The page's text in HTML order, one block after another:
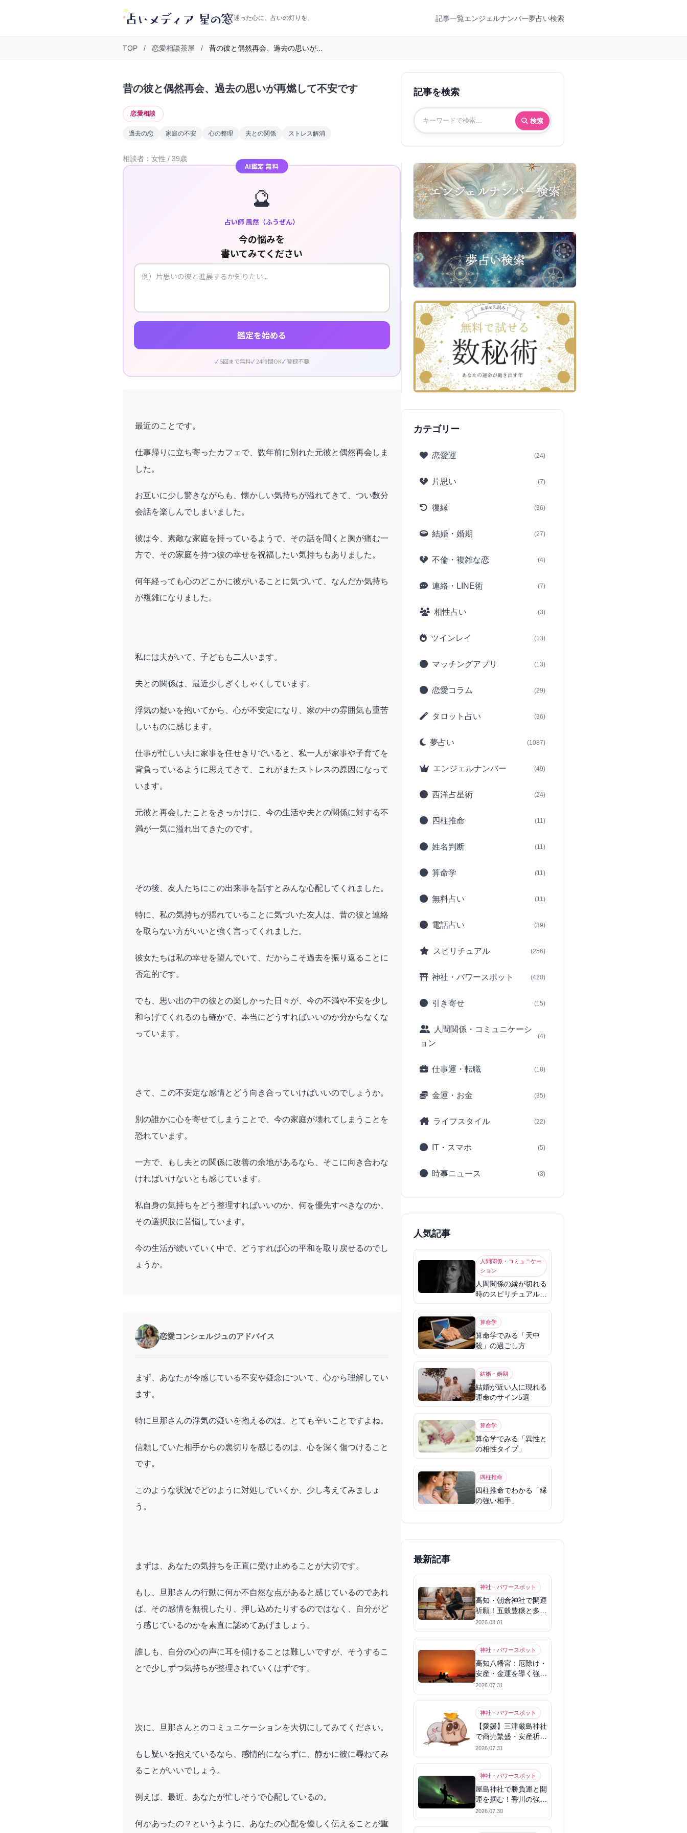
迷った心に、占いの灯りを。 記事一覧エンジェルナンバー夢占い検索
TOP / 恋愛相談茶屋 / 昔の彼と偶然再会、過去の思いが...
昔の彼と偶然再会、過去の思いが再燃して不安です
恋愛相談
過去の恋 家庭の不安 心の整理 夫との関係 ストレス解消
相談者：女性 / 39歳
AI鑑定 無料
🔮
占い師 風然（ふうぜん）
今の悩みを
書いてみてください
鑑定を始める
5回まで無料 24時間OK 登録不要
最近のことです。
仕事帰りに立ち寄ったカフェで、数年前に別れた元彼と偶然再会しま
した。
お互いに少し驚きながらも、懐かしい気持ちが溢れてきて、つい数分
会話を楽しんでしまいました。
彼は今、素敵な家庭を持っているようで、その話を聞くと胸が痛む一
方で、その家庭を持つ彼の幸せを祝福したい気持ちもありました。
何年経っても心のどこかに彼がいることに気づいて、なんだか気持ち
が複雑になりました。
私には夫がいて、子どもも二人います。
夫との関係は、最近少しぎくしゃくしています。
浮気の疑いを抱いてから、心が不安定になり、家の中の雰囲気も重苦
しいものに感じます。
仕事が忙しい夫に家事を任せきりでいると、私一人が家事や子育てを
背負っているように思えてきて、これがまたストレスの原因になって
います。
元彼と再会したことをきっかけに、今の生活や夫との関係に対する不
満が一気に溢れ出てきたのです。
その後、友人たちにこの出来事を話すとみんな心配してくれました。
特に、私の気持ちが揺れていることに気づいた友人は、昔の彼と連絡
を取らない方がいいと強く言ってくれました。
彼女たちは私の幸せを望んでいて、だからこそ過去を振り返ることに
否定的です。
でも、思い出の中の彼との楽しかった日々が、今の不満や不安を少し
和らげてくれるのも確かで、本当にどうすればいいのか分からなくな
っています。
さて、この不安定な感情とどう向き合っていけばいいのでしょうか。
別の誰かに心を寄せてしまうことで、今の家庭が壊れてしまうことを
恐れています。
一方で、もし夫との関係に改善の余地があるなら、そこに向き合わな
ければいけないとも感じています。
私自身の気持ちをどう整理すればいいのか、何を優先すべきなのか、
その選択肢に苦悩しています。
今の生活が続いていく中で、どうすれば心の平和を取り戻せるのでし
ょうか。
恋愛コンシェルジュのアドバイス
まず、あなたが今感じている不安や疑念について、心から理解してい
ます。
特に旦那さんの浮気の疑いを抱えるのは、とても辛いことですよね。
信頼していた相手からの裏切りを感じるのは、心を深く傷つけること
です。
このような状況でどのように対処していくか、少し考えてみましょ
う。
まずは、あなたの気持ちを正直に受け止めることが大切です。
もし、旦那さんの行動に何か不自然な点があると感じているのであれ
ば、その感情を無視したり、押し込めたりするのではなく、自分がど
う感じているのかを素直に認めてあげましょう。
誰しも、自分の心の声に耳を傾けることは難しいですが、そうするこ
とで少しずつ気持ちが整理されていくはずです。
次に、旦那さんとのコミュニケーションを大切にしてみてください。
もし疑いを抱えているなら、感情的にならずに、静かに彼に尋ねてみ
ることがいいでしょう。
例えば、最近、あなたが忙しそうで心配しているの。
何かあったの？というように、あなたの心配を優しく伝えることが重
記事を検索
検索
カテゴリー
恋愛運 (24)
片思い (7)
復縁 (36)
結婚・婚期 (27)
不倫・複雑な恋 (4)
連絡・LINE術 (7)
相性占い (3)
ツインレイ (13)
マッチングアプリ (13)
恋愛コラム (29)
タロット占い (36)
夢占い (1087)
エンジェルナンバー (49)
西洋占星術 (24)
四柱推命 (11)
姓名判断 (11)
算命学 (11)
無料占い (11)
電話占い (39)
スピリチュアル (256)
神社・パワースポット (420)
引き寄せ (15)
人間関係・コミュニケーシ
ョン
(4)
仕事運・転職 (18)
金運・お金 (35)
ライフスタイル (22)
IT・スマホ (5)
時事ニュース (3)
人気記事
人間関係・コミュニケー
ション
人間関係の縁が切れる
時のスピリチュアル意
味
算命学
算命学でみる「天中
殺」の過ごし方
結婚・婚期
結婚が近い人に現れる
運命のサイン5選
算命学
算命学でみる「異性と
の相性タイプ」
四柱推命
四柱推命でわかる「縁
の強い相手」
最新記事
神社・パワースポット
高知・朝倉神社で開運
祈願！五穀豊穣と多幸
を呼ぶパワースポット
2026.08.01
神社・パワースポット
高知八幡宮：厄除け・
安産・金運を導く強力
パワースポット
2026.07.31
神社・パワースポット
【愛媛】三津厳島神社
で商売繁盛・安産祈
願！宗像三女神のパワ
ーを授かる
2026.07.31
神社・パワースポット
屋島神社で勝負運と開
運を掴む！香川の強力
パワースポット
2026.07.30